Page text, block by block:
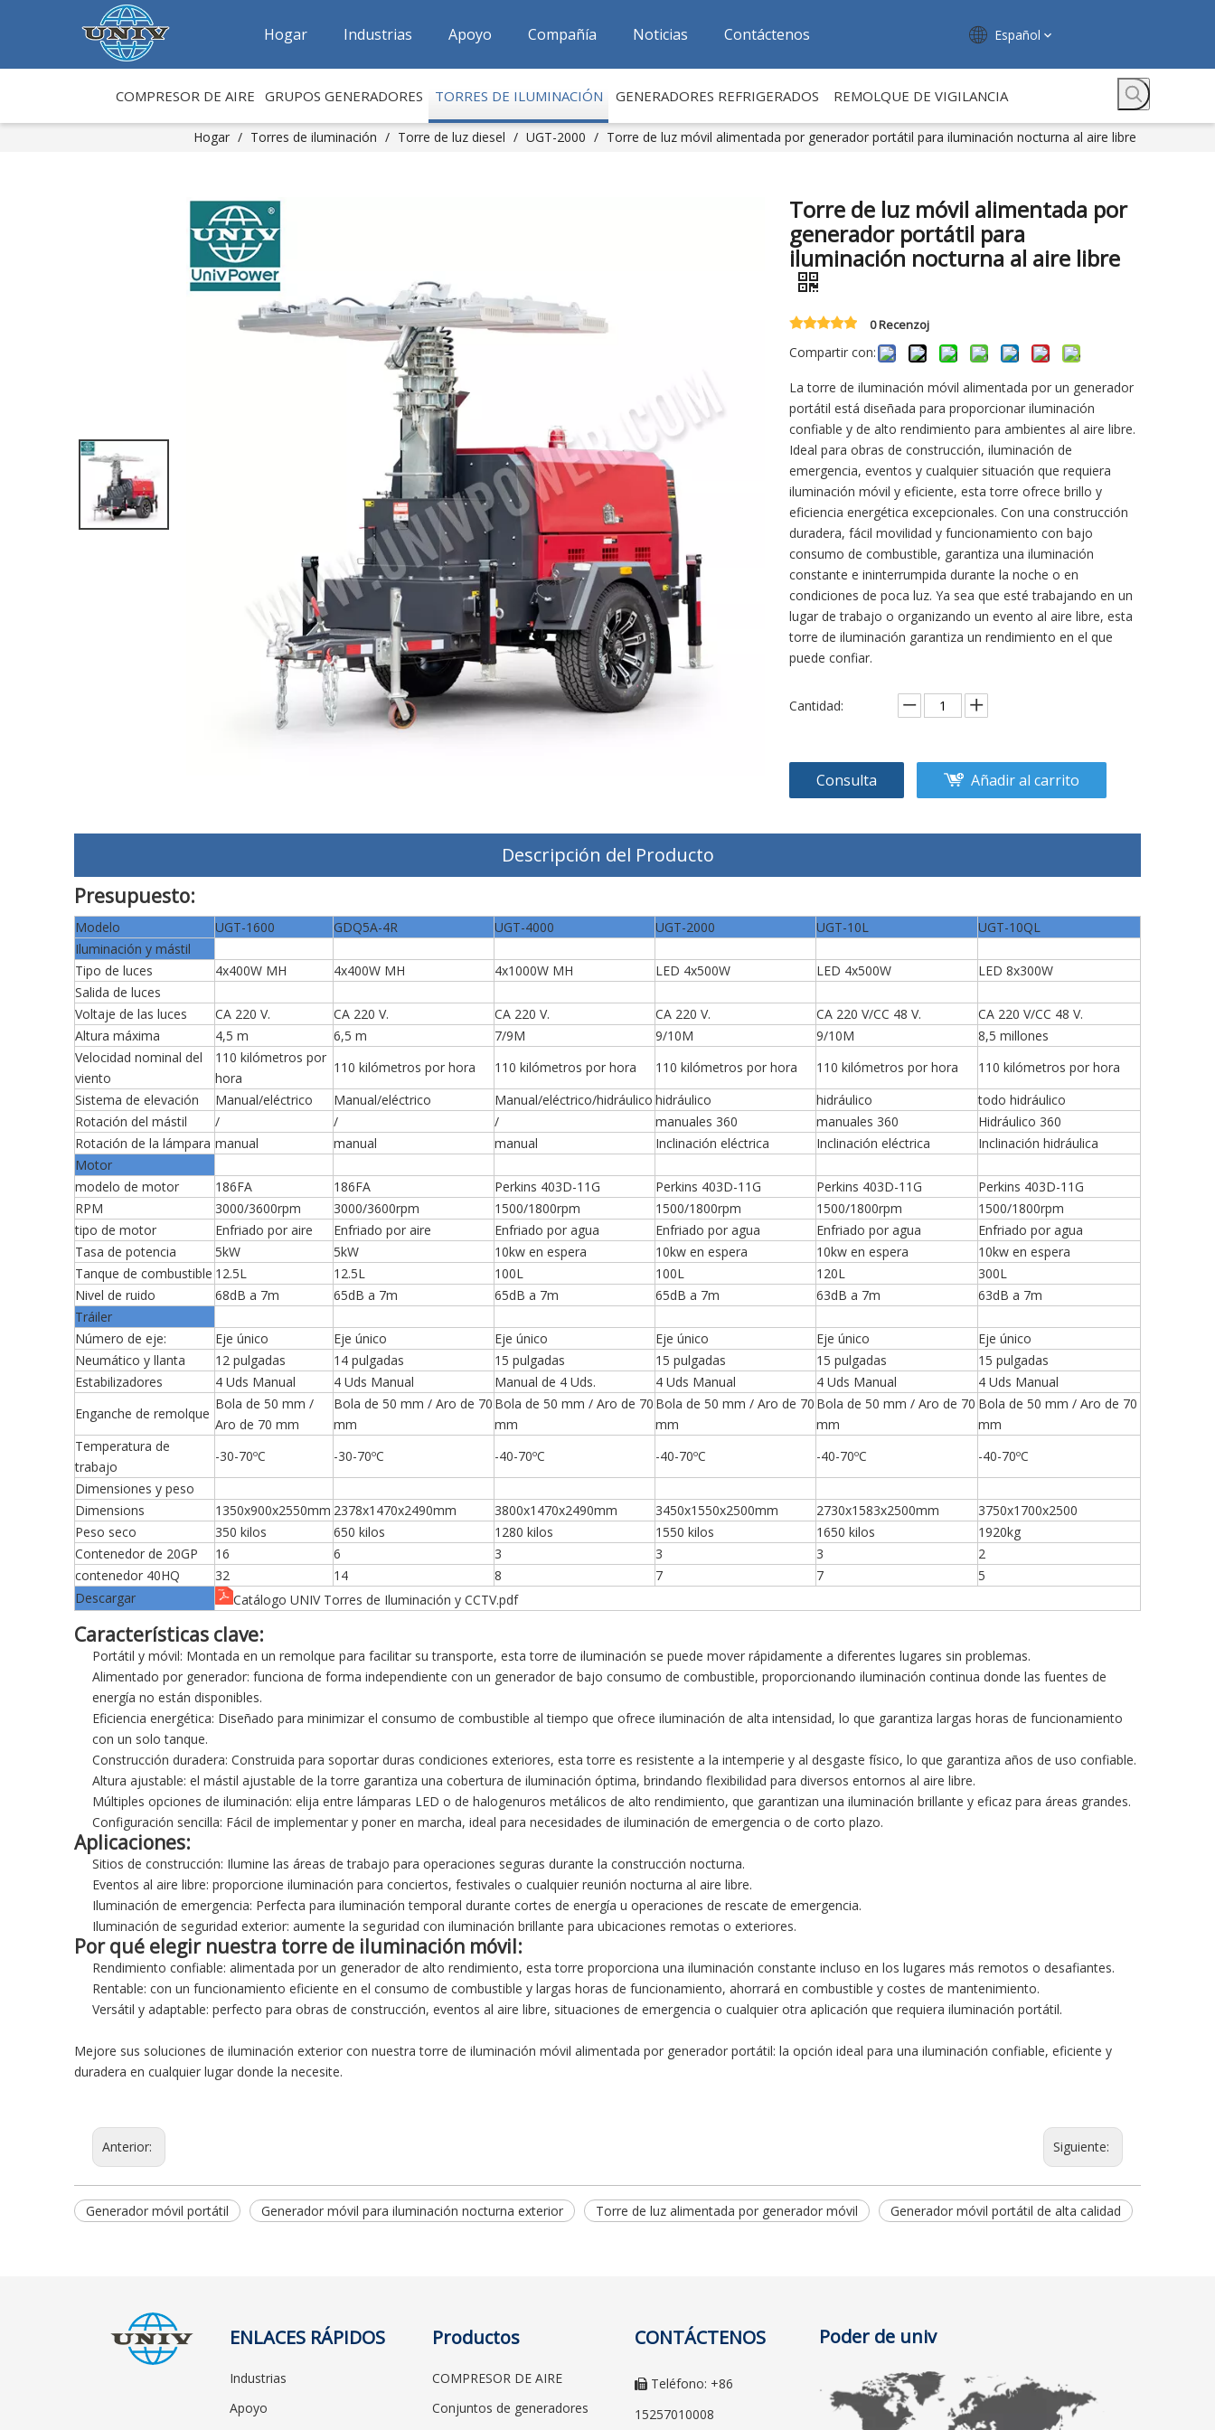
Hogar Industrias Apoyo Compañía Noticias Contáctenos Español
COMPRESOR DE AIRE GRUPOS GENERADORES TORRES DE ILUMINACIÓN GENERADORES REFRIGERADOS REMOLQUE DE VIGILANCIA
Hogar / Torres de iluminación / Torre de luz diesel / UGT-2000 / Torre de luz móvil alimentada por generador portátil para iluminación nocturna al aire libre
Torre de luz móvil alimentada por
generador portátil para
iluminación nocturna al aire libre
0 Recenzoj
Compartir con:
La torre de iluminación móvil alimentada por un generador
portátil está diseñada para proporcionar iluminación
confiable y de alto rendimiento para ambientes al aire libre.
Ideal para obras de construcción, iluminación de
emergencia, eventos y cualquier situación que requiera
iluminación móvil y eficiente, esta torre ofrece brillo y
eficiencia energética excepcionales. Con una construcción
duradera, fácil movilidad y funcionamiento con bajo
consumo de combustible, garantiza una iluminación
constante e ininterrumpida durante la noche o en
condiciones de poca luz. Ya sea que esté trabajando en un
lugar de trabajo o organizando un evento al aire libre, esta
torre de iluminación garantiza un rendimiento en el que
puede confiar.
Cantidad:
Consulta Añadir al carrito
Descripción del Producto
Presupuesto:
Modelo UGT-1600 GDQ5A-4R UGT-4000 UGT-2000 UGT-10L
UGT-10QL
Iluminación y mástil
Tipo de luces
4x400W MH 4x400W MH 4x1000W MH LED 4x500W LED 4x500W
LED 8x300W
Salida de luces
Voltaje de las luces
CA 220 V. CA 220 V. CA 220 V. CA 220 V. CA 220 V/CC 48 V.
CA 220 V/CC 48 V.
Altura máxima
4,5 m 6,5 m 7/9M 9/10M 9/10M
8,5 millones
Velocidad nominal del
viento
110 kilómetros por
hora
110 kilómetros por hora 110 kilómetros por hora 110 kilómetros por hora 110 kilómetros por hora
110 kilómetros por hora
Sistema de elevación
Manual/eléctrico Manual/eléctrico Manual/eléctrico/hidráulico hidráulico hidráulico
todo hidráulico
Rotación del mástil
/ / / manuales 360 manuales 360
Hidráulico 360
Rotación de la lámpara manual manual manual Inclinación eléctrica Inclinación eléctrica
Inclinación hidráulica
Motor
modelo de motor
186FA 186FA Perkins 403D-11G Perkins 403D-11G Perkins 403D-11G
Perkins 403D-11G
RPM
3000/3600rpm 3000/3600rpm 1500/1800rpm 1500/1800rpm 1500/1800rpm
1500/1800rpm
tipo de motor
Enfriado por aire Enfriado por aire Enfriado por agua Enfriado por agua Enfriado por agua
Enfriado por agua
Tasa de potencia
5kW 5kW 10kw en espera 10kw en espera 10kw en espera
10kw en espera
Tanque de combustible 12.5L 12.5L 100L 100L 120L
300L
Nivel de ruido
68dB a 7m 65dB a 7m 65dB a 7m 65dB a 7m 63dB a 7m
63dB a 7m
Tráiler
Número de eje:
Eje único Eje único Eje único Eje único Eje único
Eje único
Neumático y llanta
12 pulgadas 14 pulgadas 15 pulgadas 15 pulgadas 15 pulgadas
15 pulgadas
Estabilizadores
4 Uds Manual 4 Uds Manual Manual de 4 Uds. 4 Uds Manual 4 Uds Manual
4 Uds Manual
Enganche de remolque
Bola de 50 mm /
Aro de 70 mm
Bola de 50 mm / Aro de 70
mm
Bola de 50 mm / Aro de 70
mm
Bola de 50 mm / Aro de 70
mm
Bola de 50 mm / Aro de 70
mm
Bola de 50 mm / Aro de 70
mm
Temperatura de
trabajo
-30-70ºC -30-70ºC -40-70ºC -40-70ºC -40-70ºC
-40-70ºC
Dimensiones y peso
Dimensions
1350x900x2550mm 2378x1470x2490mm 3800x1470x2490mm 3450x1550x2500mm 2730x1583x2500mm
3750x1700x2500
Peso seco
350 kilos 650 kilos 1280 kilos 1550 kilos 1650 kilos
1920kg
Contenedor de 20GP
16 6 3 3 3
2
contenedor 40HQ
32 14 8 7 7
5
Descargar
Catálogo UNIV Torres de Iluminación y CCTV.pdf
Características clave:
Portátil y móvil: Montada en un remolque para facilitar su transporte, esta torre de iluminación se puede mover rápidamente a diferentes lugares sin problemas.
Alimentado por generador: funciona de forma independiente con un generador de bajo consumo de combustible, proporcionando iluminación continua donde las fuentes de
energía no están disponibles.
Eficiencia energética: Diseñado para minimizar el consumo de combustible al tiempo que ofrece iluminación de alta intensidad, lo que garantiza largas horas de funcionamiento
con un solo tanque.
Construcción duradera: Construida para soportar duras condiciones exteriores, esta torre es resistente a la intemperie y al desgaste físico, lo que garantiza años de uso confiable.
Altura ajustable: el mástil ajustable de la torre garantiza una cobertura de iluminación óptima, brindando flexibilidad para diversos entornos al aire libre.
Múltiples opciones de iluminación: elija entre lámparas LED o de halogenuros metálicos de alto rendimiento, que garantizan una iluminación brillante y eficaz para áreas grandes.
Configuración sencilla: Fácil de implementar y poner en marcha, ideal para necesidades de iluminación de emergencia o de corto plazo.
Aplicaciones:
Sitios de construcción: Ilumine las áreas de trabajo para operaciones seguras durante la construcción nocturna.
Eventos al aire libre: proporcione iluminación para conciertos, festivales o cualquier reunión nocturna al aire libre.
Iluminación de emergencia: Perfecta para iluminación temporal durante cortes de energía u operaciones de rescate de emergencia.
Iluminación de seguridad exterior: aumente la seguridad con iluminación brillante para ubicaciones remotas o exteriores.
Por qué elegir nuestra torre de iluminación móvil:
Rendimiento confiable: alimentada por un generador de alto rendimiento, esta torre proporciona una iluminación constante incluso en los lugares más remotos o desafiantes.
Rentable: con un funcionamiento eficiente en el consumo de combustible y largas horas de funcionamiento, ahorrará en combustible y costes de mantenimiento.
Versátil y adaptable: perfecto para obras de construcción, eventos al aire libre, situaciones de emergencia o cualquier otra aplicación que requiera iluminación portátil.
Mejore sus soluciones de iluminación exterior con nuestra torre de iluminación móvil alimentada por generador portátil: la opción ideal para una iluminación confiable, eficiente y
duradera en cualquier lugar donde la necesite.
Anterior: Siguiente:
Generador móvil portátil Generador móvil para iluminación nocturna exterior Torre de luz alimentada por generador móvil Generador móvil portátil de alta calidad
ENLACES RÁPIDOS
Industrias
Apoyo
Productos
COMPRESOR DE AIRE
Conjuntos de generadores
CONTÁCTENOS
 Teléfono: +86
15257010008
Poder de univ